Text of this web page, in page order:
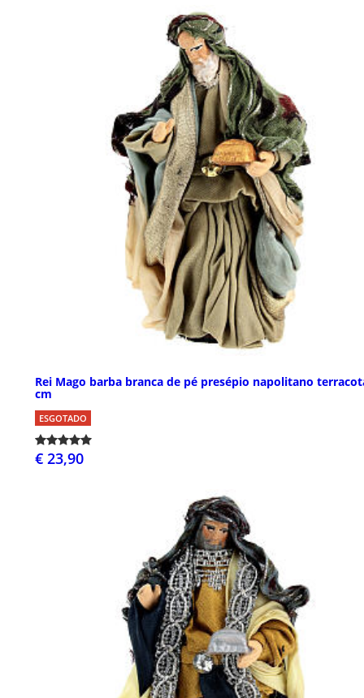
Rei Mago barba branca de pé presépio napolitano
cm
ESGOTADO
€ 23,90